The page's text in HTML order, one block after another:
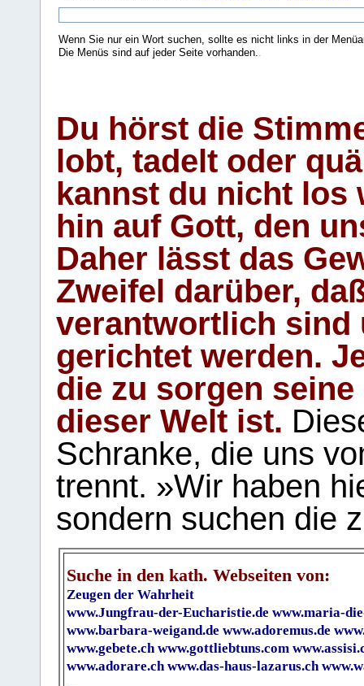
Wenn Sie nur ein Wort suchen, sollte es nicht links in der
Die Menüs sind auf jeder Seite vorhanden..
Du hörst die
lobt, tadelt oder
kannst du nicht los
hin auf Gott, den
Daher lässt das
Zweifel darüber,
verantwortlich sind
gerichtet werden.
die zu sorgen
dieser Welt ist.
Schranke, die uns
trennt. »Wir haben
sondern suchen die
Suche in den kath. Webseiten von:
Zeugen der Wahrheit
www.Jungfrau-der-Eucharistie.de www.maria-
www.barbara-weigand.de www.adoremus.de
www.gebete.ch www.gottliebtuns.com
www.adorare.ch www.das-haus-lazarus.ch